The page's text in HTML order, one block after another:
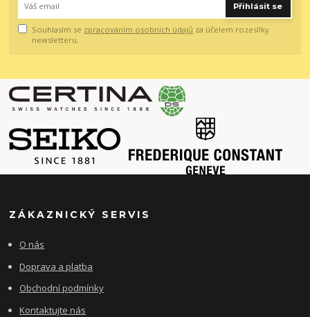
Přihlásit se
Souhlasím se zpracováním osobních údajů za účelem rozesílky
newsletteru.
ZÁKAZNICKÝ SERVIS
O nás
Doprava a platba
Obchodní podmínky
Kontaktujte nás